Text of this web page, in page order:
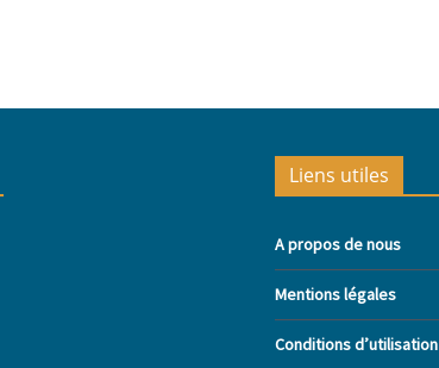
Liens utiles
A propos de nous
Mentions légales
Conditions d’utilisation